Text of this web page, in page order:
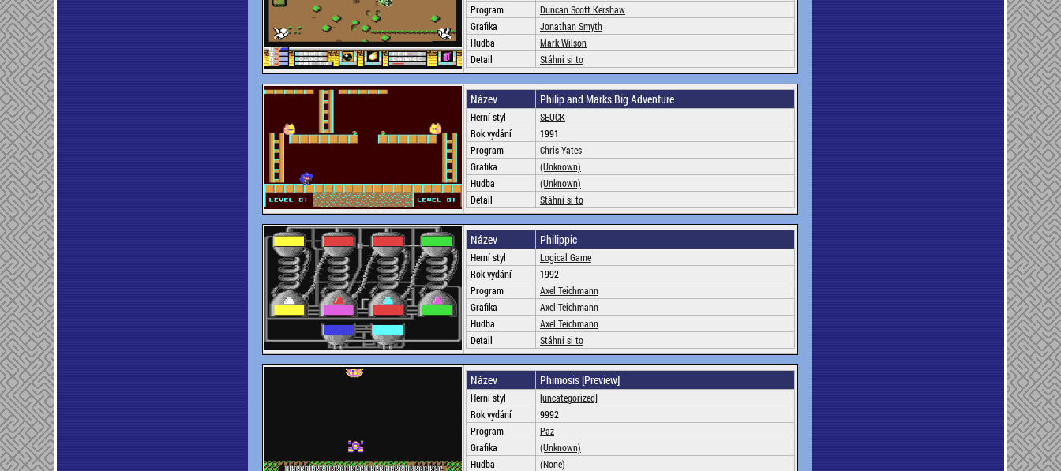
Program
Duncan Scott Kershaw
Grafika
Jonathan Smyth
Hudba
Mark Wilson
Detail
Stáhni si to
Název Philip and Marks Big Adventure
Herní styl
SEUCK
Rok vydání
1991
Program
Chris Yates
Grafika
(Unknown)
Hudba
(Unknown)
Detail
Stáhni si to
Název Philippic
Herní styl
Logical Game
Rok vydání
1992
Program
Axel Teichmann
Grafika
Axel Teichmann
Hudba
Axel Teichmann
Detail
Stáhni si to
Název Phimosis [Preview]
Herní styl
[uncategorized]
Rok vydání
9992
Program
Paz
Grafika
(Unknown)
Hudba
(None)